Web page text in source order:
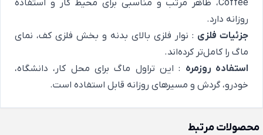
Coffee، ظاهر مرتب و مناسبی برای محیط کار و استفاده
روزانه دارد.
جزئیات فلزی : نوار فلزی بالای بدنه و بخش فلزی کف، نمای
ماگ را کامل‌تر کرده‌اند.
استفاده روزمره : این تراول ماگ برای محل کار، دانشگاه،
خودرو، گردش و مسیرهای روزانه قابل استفاده است.
محصولات مرتبط